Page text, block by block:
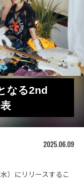
なる2nd
2025.06.09
）にリリースするこ